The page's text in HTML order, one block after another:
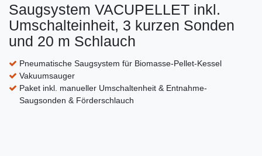
Saugsystem VACUPELLET inkl.
Umschalteinheit, 3 kurzen Sonden
und 20 m Schlauch
Pneumatische Saugsystem für Biomasse-Pellet-Kessel
Vakuumsauger
Paket inkl. manueller Umschaltenheit & Entnahme-
Saugsonden & Förderschlauch